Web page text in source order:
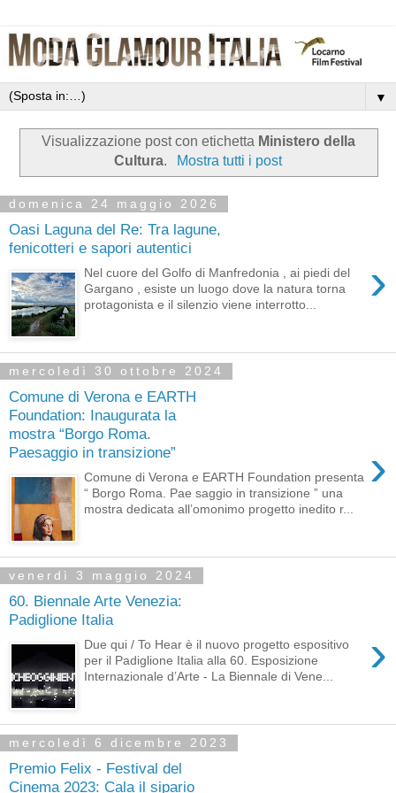
▼
Visualizzazione post con etichetta Ministero della
Cultura. Mostra tutti i post
domenica 24 maggio 2026
Oasi Laguna del Re: Tra lagune,
fenicotteri e sapori autentici
›
Nel cuore del Golfo di Manfredonia , ai piedi del
Gargano , esiste un luogo dove la natura torna
protagonista e il silenzio viene interrotto...
mercoledì 30 ottobre 2024
Comune di Verona e EARTH
Foundation: Inaugurata la
mostra “Borgo Roma.
Paesaggio in transizione”
›
Comune di Verona e EARTH Foundation presenta
“ Borgo Roma. Pae saggio in transizione ” una
mostra dedicata all’omonimo progetto inedito r...
venerdì 3 maggio 2024
60. Biennale Arte Venezia:
Padiglione Italia
›
Due qui / To Hear è il nuovo progetto espositivo
per il Padiglione Italia alla 60. Esposizione
Internazionale d’Arte - La Biennale di Vene...
mercoledì 6 dicembre 2023
Premio Felix - Festival del
Cinema 2023: Cala il sipario